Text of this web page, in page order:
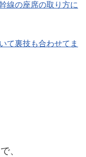
線の座席の取り方に
て裏技も合わせてま
、